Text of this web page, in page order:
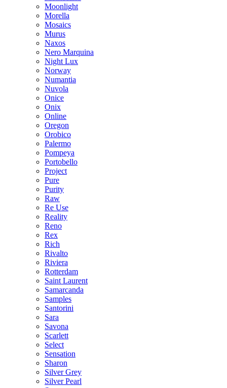
Moonlight
Morella
Mosaics
Murus
Naxos
Nero Marquina
Night Lux
Norway
Numantia
Nuvola
Onice
Onix
Online
Oregon
Orobico
Palermo
Pompeya
Portobello
Project
Pure
Purity
Raw
Re Use
Reality
Reno
Rex
Rich
Rivalto
Riviera
Rotterdam
Saint Laurent
Samarcanda
Samples
Santorini
Sara
Savona
Scarlett
Select
Sensation
Sharon
Silver Grey
Silver Pearl